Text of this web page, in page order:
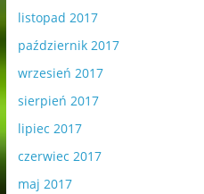
listopad 2017
październik 2017
wrzesień 2017
sierpień 2017
lipiec 2017
czerwiec 2017
maj 2017